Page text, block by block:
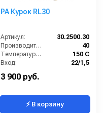
PA Курок RL30
Артикул:
30.2500.30
Производительность (л/мин):
40
Температура (°C):
150 С
Вход:
22/1,5
3 900 руб.
⚡ В корзину